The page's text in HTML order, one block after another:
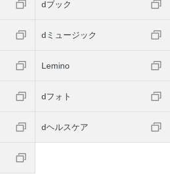
dブック
dミュージック
Lemino
dフォト
dヘルスケア